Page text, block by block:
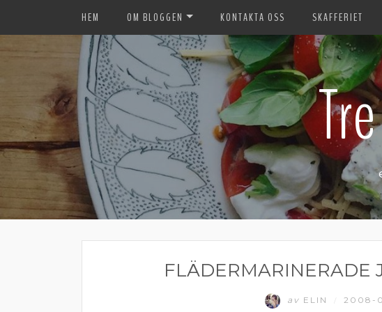
HEM OM BLOGGEN KONTAKTA OSS SKAFFERIET
FLÄDERMARINERADE
av ELIN 2008-